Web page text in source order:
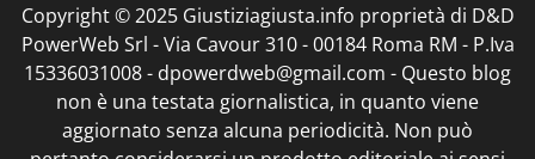
Copyright © 2025 Giustiziagiusta.info proprietà di D&D
PowerWeb Srl - Via Cavour 310 - 00184 Roma RM - P.Iva
15336031008 - dpowerdweb@gmail.com - Questo blog
non è una testata giornalistica, in quanto viene
aggiornato senza alcuna periodicità. Non può